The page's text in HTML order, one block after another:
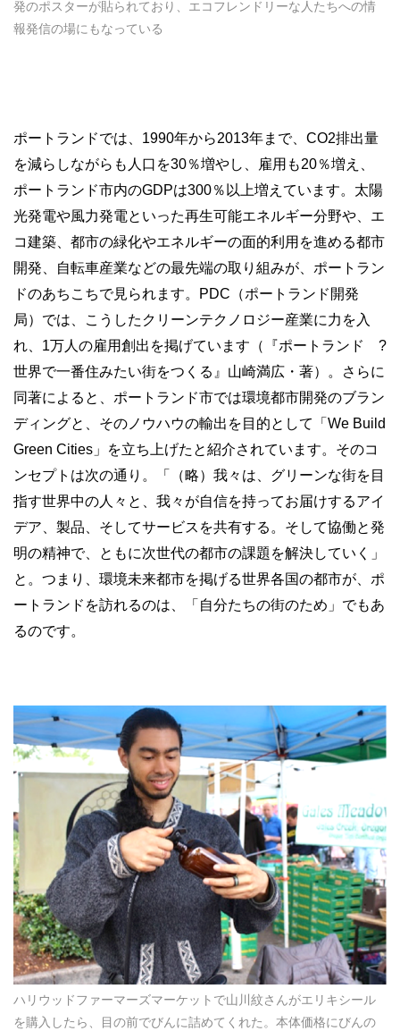
発のポスターが貼られており、エコフレンドリーな人たちへの情
報発信の場にもなっている
ポートランドでは、1990年から2013年まで、CO2排出量
を減らしながらも人口を30％増やし、雇用も20％増え、
ポートランド市内のGDPは300％以上増えています。太陽
光発電や風力発電といった再生可能エネルギー分野や、エ
コ建築、都市の緑化やエネルギーの面的利用を進める都市
開発、自転車産業などの最先端の取り組みが、ポートラン
ドのあちこちで見られます。PDC（ポートランド開発
局）では、こうしたクリーンテクノロジー産業に力を入
れ、1万人の雇用創出を掲げています（『ポートランド ?
世界で一番住みたい街をつくる』山崎満広・著）。さらに
同著によると、ポートランド市では環境都市開発のブラン
ディングと、そのノウハウの輸出を目的として「We Build
Green Cities」を立ち上げたと紹介されています。そのコ
ンセプトは次の通り。「（略）我々は、グリーンな街を目
指す世界中の人々と、我々が自信を持ってお届けするアイ
デア、製品、そしてサービスを共有する。そして協働と発
明の精神で、ともに次世代の都市の課題を解決していく」
と。つまり、環境未来都市を掲げる世界各国の都市が、ポ
ートランドを訪れるのは、「自分たちの街のため」でもあ
るのです。
ハリウッドファーマーズマーケットで山川紋さんがエリキシール
を購入したら、目の前でびんに詰めてくれた。本体価格にびんの